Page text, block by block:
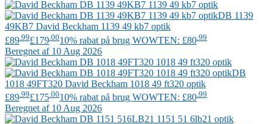
DB 1139
49KB7 David Beckham 1139 49 kb7 optik
£89 .99£179 .0010% rabat på brug WOWTEN: £80 .99
Beregnet af 10 Aug 2026
DB
1018 49FT320 David Beckham 1018 49 ft320 optik
£89 .99£175 .0010% rabat på brug WOWTEN: £80 .99
Beregnet af 10 Aug 2026